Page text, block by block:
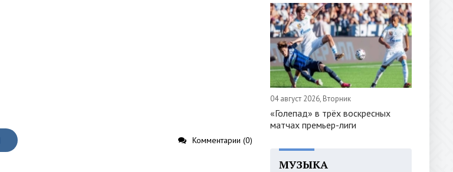
Комментарии (0)
04 август 2026, Вторник
«Голепад» в трёх воскресных
матчах премьер-лиги
МУЗЫКА